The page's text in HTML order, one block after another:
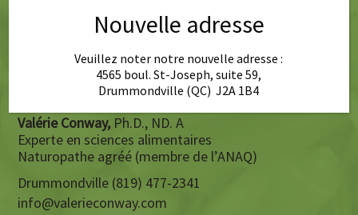
Valérie Conway,Ph.D., ND. A
Experte en sciences alimentaires
Naturopathe agréé (membre de l’ANAQ)
Drummondville (819) 477-2341
info@valerieconway.com
Nouvelle adresse
Veuillez noter notre nouvelle adresse :
4565 boul. St-Joseph, suite 59,
Drummondville (QC) J2A 1B4